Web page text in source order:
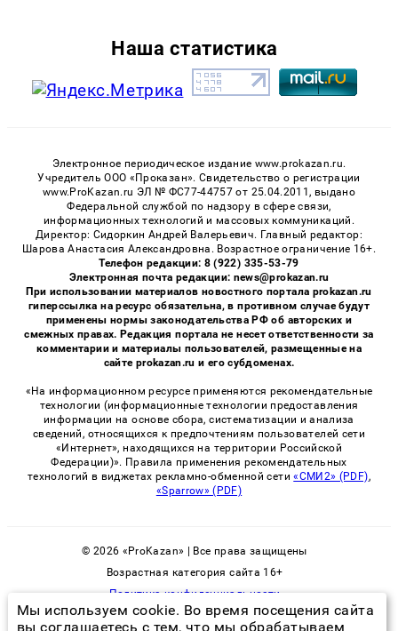
Наша статистика
Электронное периодическое издание www.prokazan.ru.
Учредитель ООО «Проказан». Cвидетельство о регистрации
www.ProKazan.ru ЭЛ № ФС77-44757 от 25.04.2011, выдано
Федеральной службой по надзору в сфере связи,
информационных технологий и массовых коммуникаций.
Директор: Сидоркин Андрей Валерьевич. Главный редактор:
Шарова Анастасия Александровна. Возрастное ограничение 16+.
Телефон редакции: 8 (922) 335-53-79
Электронная почта редакции: news@prokazan.ru
При использовании материалов новостного портала prokazan.ru
гиперссылка на ресурс обязательна, в противном случае будут
применены нормы законодательства РФ об авторских и
смежных правах. Редакция портала не несет ответственности за
комментарии и материалы пользователей, размещенные на
сайте prokazan.ru и его субдоменах.
«На информационном ресурсе применяются рекомендательные
технологии (информационные технологии предоставления
информации на основе сбора, систематизации и анализа
сведений, относящихся к предпочтениям пользователей сети
«Интернет», находящихся на территории Российской
Федерации)». Правила применения рекомендательных
технологий в виджетах рекламно-обменной сети«СМИ2» (PDF),
«Sparrow» (PDF)
© 2026 «ProKazan» | Все права защищены
Возрастная категория сайта 16+
Политика конфиденциальности
Мы используем cookie. Во время посещения сайта
вы соглашаетесь с тем, что мы обрабатываем